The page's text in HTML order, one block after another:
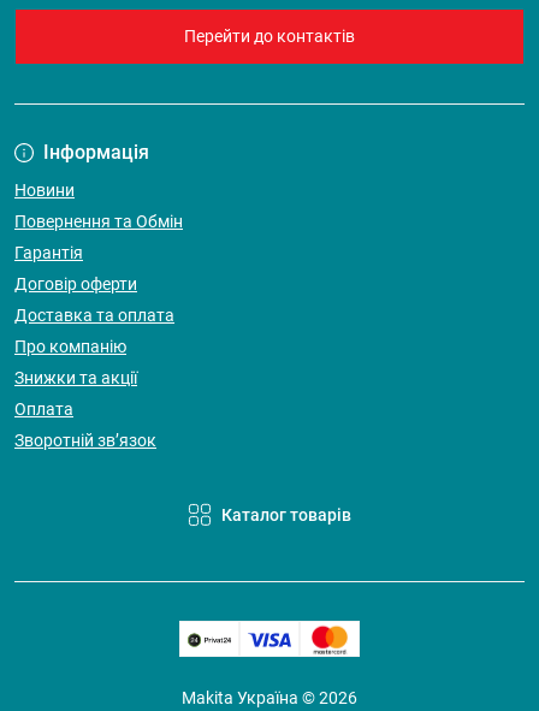
Перейти до контактів
Інформація
Новини
Повернення та Обмін
Гарантія
Договір оферти
Доставка та оплата
Про компанію
Знижки та акції
Оплата
Зворотній зв’язок
Каталог товарів
Makita Україна © 2026